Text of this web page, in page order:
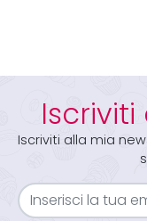
Iscriviti alla mia